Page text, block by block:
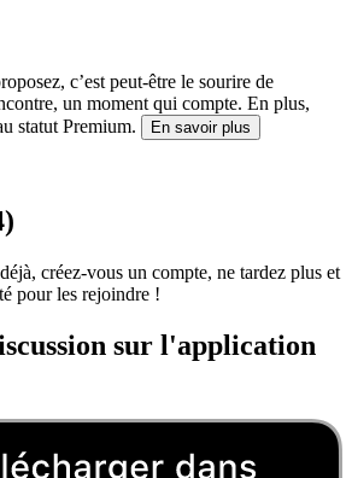
c’est peut-être le sourire de
un moment qui compte. En plus,
statut Premium.
En savoir plus
créez-vous un compte, ne tardez plus et
pour les rejoindre !
sur l'application